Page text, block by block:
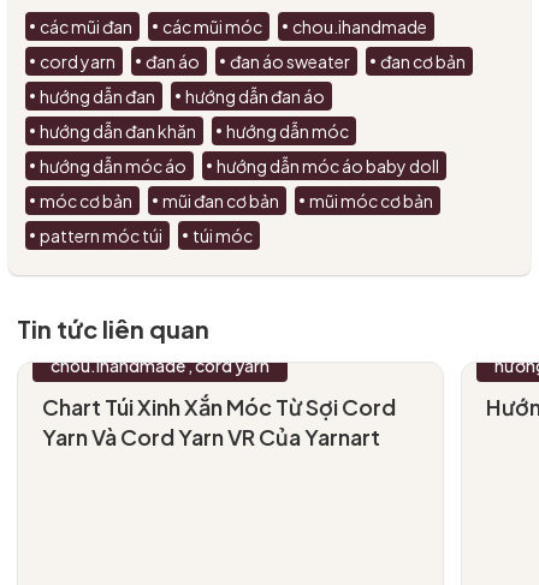
các mũi đan các mũi móc
chou.ihandmade
cord yarn
đan áo đan áo sweater
đan cơ bản
hướng dẫn đan
hướng dẫn đan áo
hướng dẫn đan khăn
hướng dẫn móc
hướng dẫn móc áo
hướng dẫn móc áo baby doll
móc cơ bản
mũi đan cơ bản
mũi móc cơ bản
pattern móc túi
túi móc
Tin tức liên quan
09 /04/2026
chou.ihandmade cord yarn
Chart Túi Xinh Xắn Móc Từ Sợi Cord
Yarn Và Cord Yarn VR Của Yarnart
30 /